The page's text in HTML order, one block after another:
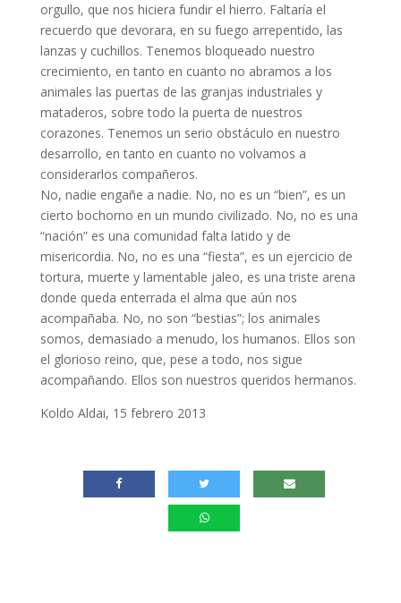
orgullo, que nos hiciera fundir el hierro. Faltaría el
recuerdo que devorara, en su fuego arrepentido, las
lanzas y cuchillos. Tenemos bloqueado nuestro
crecimiento, en tanto en cuanto no abramos a los
animales las puertas de las granjas industriales y
mataderos, sobre todo la puerta de nuestros
corazones. Tenemos un serio obstáculo en nuestro
desarrollo, en tanto en cuanto no volvamos a
considerarlos compañeros.
No, nadie engañe a nadie. No, no es un “bien”, es un
cierto bochorno en un mundo civilizado. No, no es una
“nación” es una comunidad falta latido y de
misericordia. No, no es una “fiesta”, es un ejercicio de
tortura, muerte y lamentable jaleo, es una triste arena
donde queda enterrada el alma que aún nos
acompañaba. No, no son “bestias”; los animales
somos, demasiado a menudo, los humanos. Ellos son
el glorioso reino, que, pese a todo, nos sigue
acompañando. Ellos son nuestros queridos hermanos.
Koldo Aldai, 15 febrero 2013